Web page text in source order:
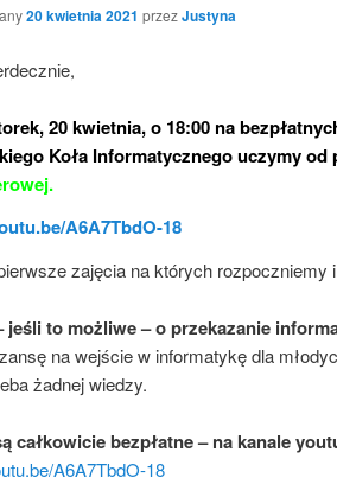
20 kwietnia 2021 przezJustyna
20 kwietnia, o 18:00 na
Koła Informatycznego uczymy od
.
A6A7TbdO-18
zajęcia na których rozpoczniemy
jeśli to możliwe – o przekazanie
na wejście w informatykę dla
żadnej wiedzy.
całkowicie bezpłatne – na kanale
A6A7TbdO-18